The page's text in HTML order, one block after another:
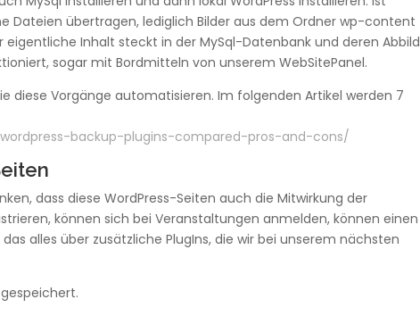
Dateien übertragen, lediglich Bilder aus dem Ordner wp-content
Inhalt steckt in der MySql-Datenbank und deren Abbild
sogar mit Bordmitteln von unserem WebSitePanel.
diese Vorgänge automatisieren. Im folgenden Artikel werden 7
backup-plugins-compared-pros-and-cons/
dass diese WordPress-Seiten auch die Mitwirkung der
können sich bei Veranstaltungen anmelden, können einen
alles über zusätzliche PlugIns, die wir bei unserem nächsten